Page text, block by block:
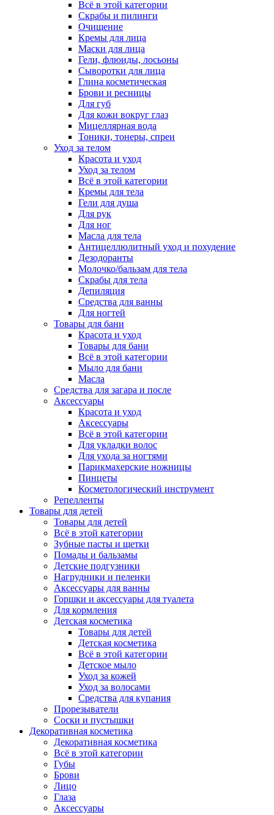
Всё в этой категории
Скрабы и пилинги
Очищение
Кремы для лица
Маски для лица
Гели, флюиды, лосьоны
Сыворотки для лица
Глина косметическая
Брови и ресницы
Для губ
Для кожи вокруг глаз
Мицеллярная вода
Тоники, тонеры, спреи
Уход за телом
Красота и уход
Уход за телом
Всё в этой категории
Кремы для тела
Гели для душа
Для рук
Для ног
Масла для тела
Антицеллюлитный уход и похудение
Дезодоранты
Молочко/бальзам для тела
Скрабы для тела
Депиляция
Средства для ванны
Для ногтей
Товары для бани
Красота и уход
Товары для бани
Всё в этой категории
Мыло для бани
Масла
Средства для загара и после
Аксессуары
Красота и уход
Аксессуары
Всё в этой категории
Для укладки волос
Для ухода за ногтями
Парикмахерские ножницы
Пинцеты
Косметологический инструмент
Репелленты
Товары для детей
Товары для детей
Всё в этой категории
Зубные пасты и щетки
Помады и бальзамы
Детские подгузники
Нагрудники и пеленки
Аксессуары для ванны
Горшки и аксессуары для туалета
Для кормления
Детская косметика
Товары для детей
Детская косметика
Всё в этой категории
Детское мыло
Уход за кожей
Уход за волосами
Средства для купания
Прорезыватели
Соски и пустышки
Декоративная косметика
Декоративная косметика
Всё в этой категории
Губы
Брови
Лицо
Глаза
Аксессуары